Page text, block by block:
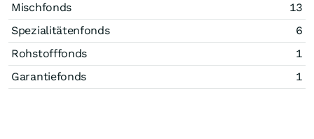
Mischfonds
13
Spezialitätenfonds
6
Rohstofffonds
1
Garantiefonds
1